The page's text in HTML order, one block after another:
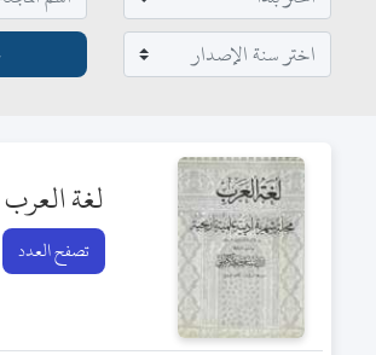
لغة العرب
تصفح العدد